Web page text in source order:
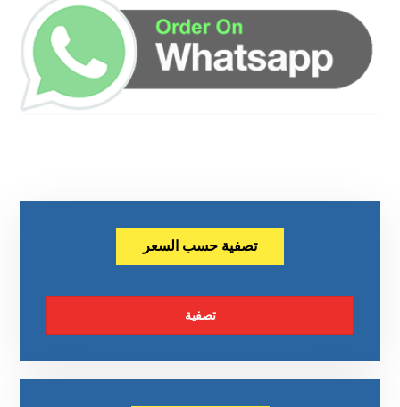
تصفية حسب السعر
تصفية